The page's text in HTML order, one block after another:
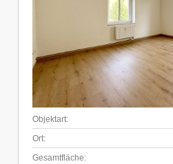
Objektart:
Ort:
Gesamtfläche: